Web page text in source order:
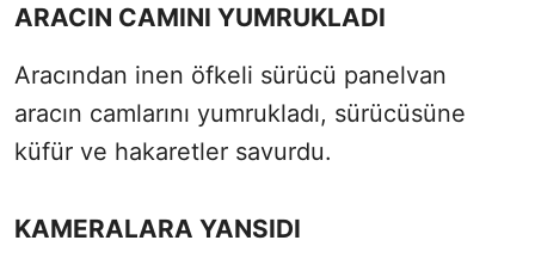
ARACIN CAMINI YUMRUKLADI
Aracından inen öfkeli sürücü panelvan
aracın camlarını yumrukladı, sürücüsüne
küfür ve hakaretler savurdu.
KAMERALARA YANSIDI